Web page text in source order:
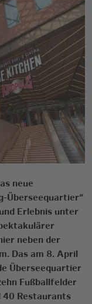
neue
Überseequartier“
Erlebnis unter
neben der
Das am 8. April
Überseequartier
Fußballfelder
40 Restaurants